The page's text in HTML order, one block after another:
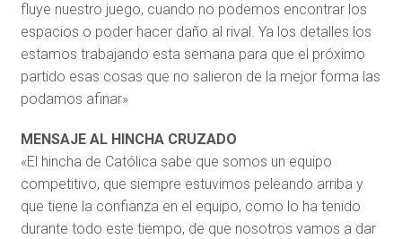
fluye nuestro juego, cuando no podemos encontrar los
espacios o poder hacer daño al rival. Ya los detalles los
estamos trabajando esta semana para que el próximo
partido esas cosas que no salieron de la mejor forma las
podamos afinar»
MENSAJE AL HINCHA CRUZADO
«El hincha de Católica sabe que somos un equipo
competitivo, que siempre estuvimos peleando arriba y
que tiene la confianza en el equipo, como lo ha tenido
durante todo este tiempo, de que nosotros vamos a dar